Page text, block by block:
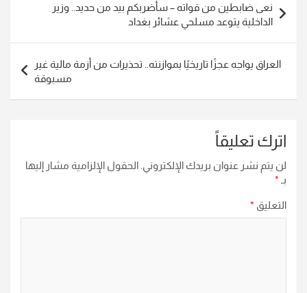
المقالات
نعى ضابطين من قواته – سأضربكم بيد من حديد.. وزير
الداخلية يتوعد مسلحي عشائر بغداد
العراق يواجه عجزًا تاريخيًا بموازنته.. تحذيرات من أزمة مالية غير
مسبوقة
اترك تعليقاً
لن يتم نشر عنوان بريدك الإلكتروني. الحقول الإلزامية مشار إليها
بـ *
التعليق *